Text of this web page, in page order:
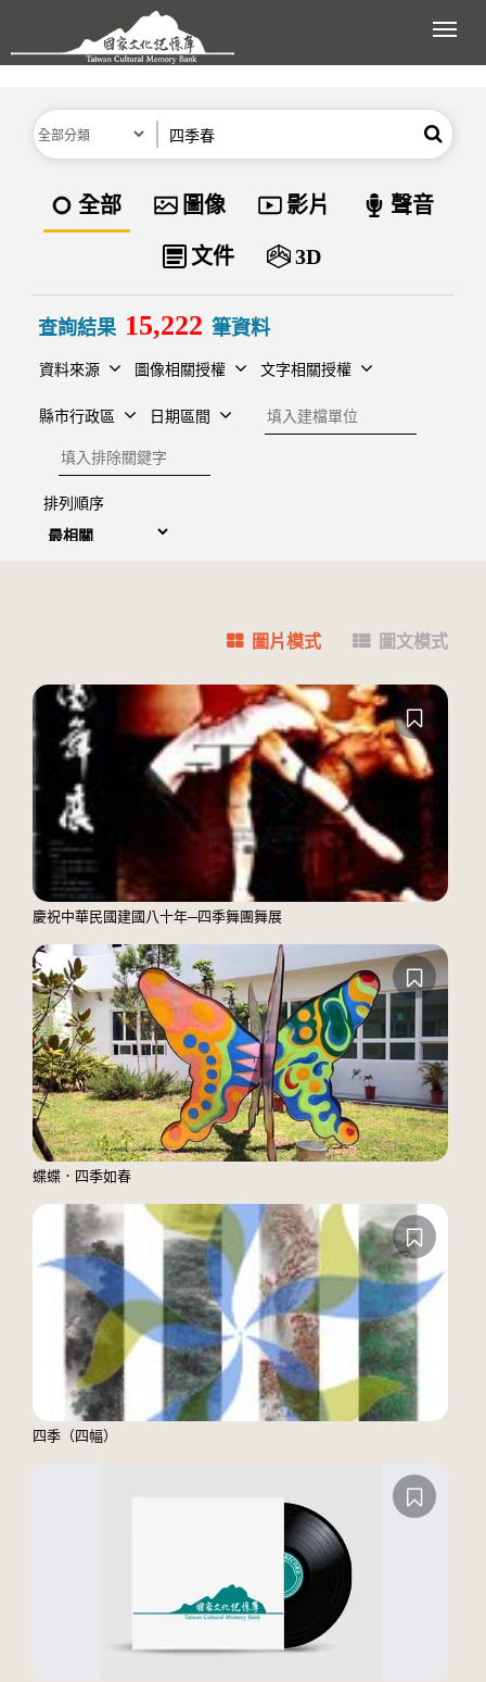
跳到主要內容區塊
展
分類 搜尋
資料類型
全部 圖像 影片 聲音
文件 3D
查詢結果 15,222 筆資料
資料來源 圖像相關授權 文字相關授權
縣市行政區 日期區間
建檔單位
排除關鍵字
排列順序
圖片模式 圖文模式
慶祝中華民國建國八十年─四季舞團舞展
蝶蝶．四季如春
四季（四幅）